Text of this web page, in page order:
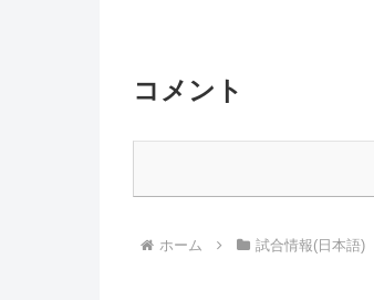
コメント
ホーム 試合情報(日本語)